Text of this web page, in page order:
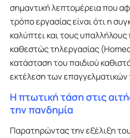
σημαντική λεπτομέρεια που
τρόπο εργασίας είναι ότι η
καλύπτει και τους υπαλλήλους
καθεστώς τηλεργασίας
κατάσταση του παιδιού
εκτέλεση των
Η πτωτική τάση στις
την πανδημία
Παρατηρώντας την εξέλιξη